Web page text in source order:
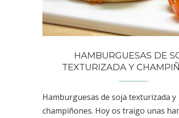
HAMBURGUESAS DE
TEXTURIZADA Y
Hamburguesas de soja texturizada y
champiñones. Hoy os traigo unas